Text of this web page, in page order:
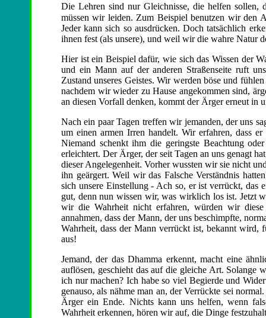
Die Lehren sind nur Gleichnisse, die helfen sollen,
müssen wir leiden. Zum Beispiel benutzen wir den
Jeder kann sich so ausdrücken. Doch tatsächlich
ihnen fest (als unsere), und weil wir die wahre Natur
Hier ist ein Beispiel dafür, wie sich das Wissen der
und ein Mann auf der anderen Straßenseite ruft
Zustand unseres Geistes. Wir werden böse und
nachdem wir wieder zu Hause angekommen sind,
an diesen Vorfall denken, kommt der Ärger erneut in
Nach ein paar Tagen treffen wir jemanden, der uns
um einen armen Irren handelt. Wir erfahren, dass
Niemand schenkt ihm die geringste Beachtung
erleichtert. Der Ärger, der seit Tagen an uns genagt
dieser Angelegenheit. Vorher wussten wir sie nicht
ihn geärgert. Weil wir das Falsche Verständnis
sich unsere Einstellung - Ach so, er ist verrückt, das
gut, denn nun wissen wir, was wirklich los ist. Jetzt
wir die Wahrheit nicht erfahren, würden wir
annahmen, dass der Mann, der uns beschimpfte,
Wahrheit, dass der Mann verrückt ist, bekannt wird,
aus!
Jemand, der das Dhamma erkennt, macht eine
auflösen, geschieht das auf die gleiche Art.
ich nur machen? Ich habe so viel Begierde und
genauso, als nähme man an, der Verrückte sei
Ärger ein Ende. Nichts kann uns helfen, wenn
Wahrheit erkennen, hören wir auf, die Dinge